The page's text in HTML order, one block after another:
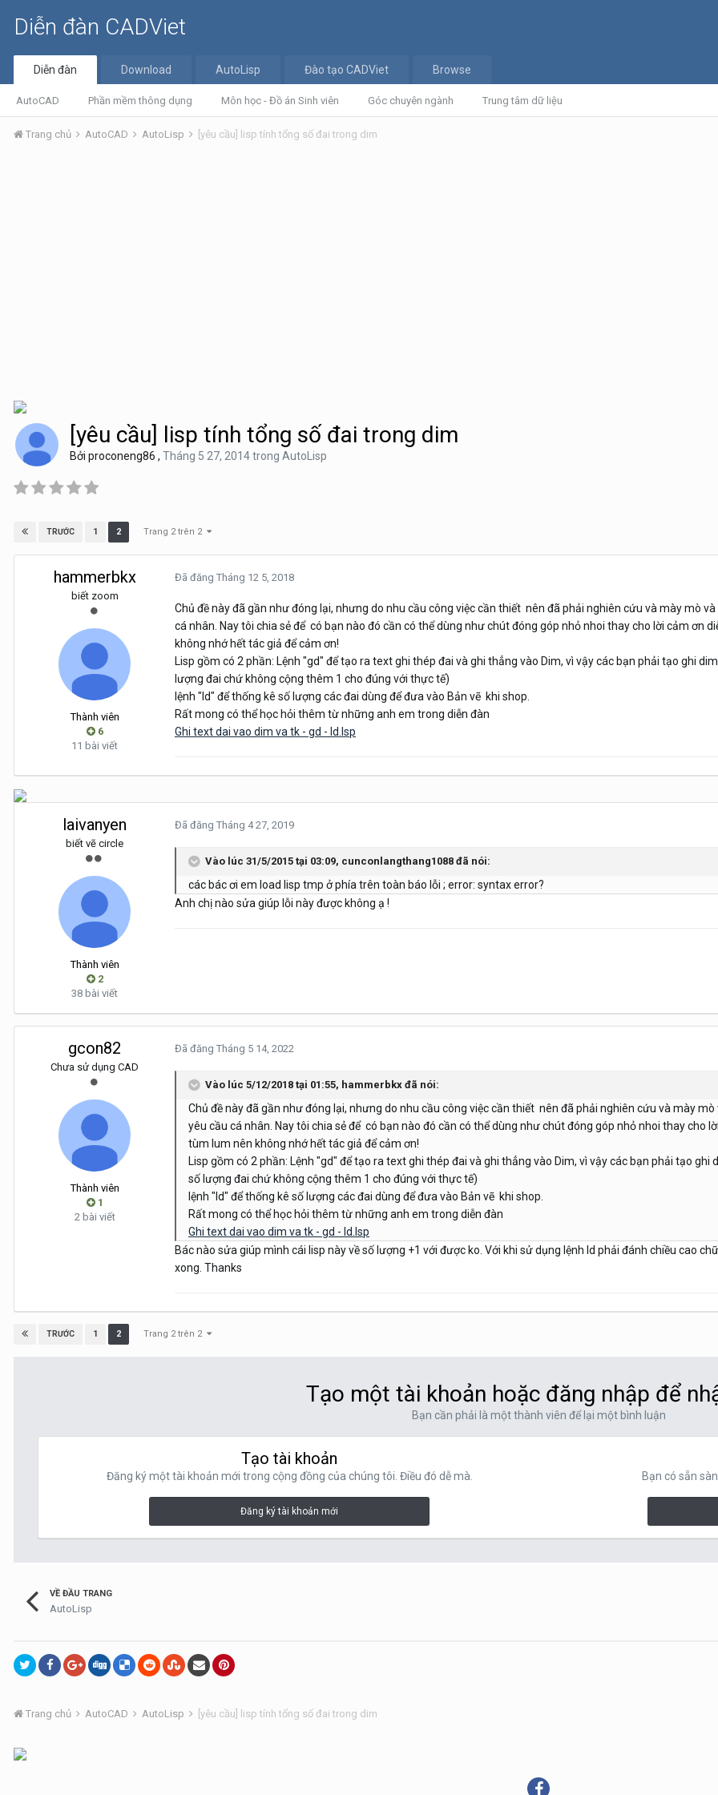
Diễn đàn CADViet
Diễn đàn
AutoCAD Phần mềm thông dụng Môn học - Đồ án Sinh viên Góc chuyên ngành Trung tâm dữ liệu
Download AutoLisp Đào tạo CADViet Browse
Trang chủ AutoCAD AutoLisp [yêu cầu] lisp tính tổng số đai trong dim
[yêu cầu] lisp tính tổng số đai trong dim
Bởi proconeng86 , Tháng 5 27, 2014trong AutoLisp
TRƯỚC 1 2 Trang 2 trên 2
hammerbkx
biết zoom
Thành viên
6
11 bài viết
Đã đăng Tháng 12 5, 2018
Chủ đề này đã gần như đóng lại, nhưng do nhu cầu công việc cần thiết nên đã phải nghiên cứu và mày mò
cá nhân. Nay tôi chia sẻ để có bạn nào đó cần có thể dùng như chút đóng góp nhỏ nhoi thay cho lời cảm ơn
không nhớ hết tác giả để cảm ơn!
Lisp gồm có 2 phần: Lệnh "gd" để tạo ra text ghi thép đai và ghi thẳng vào Dim, vì vậy các bạn phải tạo ghi
lượng đai chứ không cộng thêm 1 cho đúng với thực tế)
lệnh "ld" để thống kê số lượng các đai dùng để đưa vào Bản vẽ khi shop.
Rất mong có thể học hỏi thêm từ những anh em trong diễn đàn
Ghi text dai vao dim va tk - gd - ld.lsp
laivanyen
biết vẽ circle
Thành viên
2
38 bài viết
Đã đăng Tháng 4 27, 2019
Vào lúc 31/5/2015 tại 03:09, cunconlangthang1088 đã nói:
các bác ơi em load lisp tmp ở phía trên toàn báo lỗi ; error: syntax error?
Anh chị nào sửa giúp lỗi này được không ạ !
gcon82
Chưa sử dụng CAD
Thành viên
1
2 bài viết
Đã đăng Tháng 5 14, 2022
Vào lúc 5/12/2018 tại 01:55, hammerbkx đã nói:
Chủ đề này đã gần như đóng lại, nhưng do nhu cầu công việc cần thiết nên đã phải nghiên cứu và mày
yêu cầu cá nhân. Nay tôi chia sẻ để có bạn nào đó cần có thể dùng như chút đóng góp nhỏ nhoi thay cho
tùm lum nên không nhớ hết tác giả để cảm ơn!
Lisp gồm có 2 phần: Lệnh "gd" để tạo ra text ghi thép đai và ghi thẳng vào Dim, vì vậy các bạn phải tạo
số lượng đai chứ không cộng thêm 1 cho đúng với thực tế)
lệnh "ld" để thống kê số lượng các đai dùng để đưa vào Bản vẽ khi shop.
Rất mong có thể học hỏi thêm từ những anh em trong diễn đàn
Ghi text dai vao dim va tk - gd - ld.lsp
Bác nào sửa giúp mình cái lisp này về số lượng +1 với được ko. Với khi sử dụng lệnh ld phải đánh chiều cao
xong. Thanks
TRƯỚC 1 2 Trang 2 trên 2
Tạo một tài khoản hoặc đăng nhập để
Bạn cần phải là một thành viên để lại một bình luận
Tạo tài khoản
Đăng ký một tài khoản mới trong cộng đồng của chúng tôi. Điều đó dễ mà.
Đăng ký tài khoản mới
Bạn có sẵn
VỀ ĐẦU TRANG
AutoLisp
Trang chủ AutoCAD AutoLisp [yêu cầu] lisp tính tổng số đai trong dim